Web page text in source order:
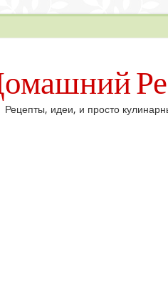
Рецепты, идеи, и просто